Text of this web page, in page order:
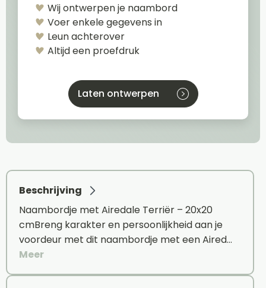
Wij ontwerpen je naambord
Voer enkele gegevens in
Leun achterover
Altijd een proefdruk
Laten ontwerpen
Beschrijving
Naambordje met Airedale Terriër – 20x20
cmBreng karakter en persoonlijkheid aan je
voordeur met dit naambordje met een Aired…
Meer